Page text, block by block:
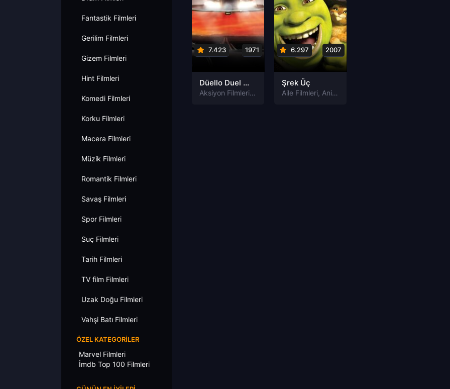
Fantastik Filmleri
Gerilim Filmleri
Gizem Filmleri
Hint Filmleri
Komedi Filmleri
Korku Filmleri
Macera Filmleri
Müzik Filmleri
Romantik Filmleri
Savaş Filmleri
Spor Filmleri
Suç Filmleri
Tarih Filmleri
TV film Filmleri
Uzak Doğu Filmleri
Vahşi Batı Filmleri
ÖZEL KATEGORILER
Marvel Filmleri
İmdb Top 100 Filmleri
7.423 1971
Düello Duel Türkçe Dublaj izle
Aksiyon Filmleri
,Gerilim Filmleri,TV film Filmleri
6.297 2007
Şrek Üç
Aile Filmleri, Animasyon Filmleri